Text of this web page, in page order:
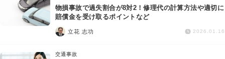
労働問題
債権回収
物損事故で過失割合が8対2！修理代の計算方法や適切に
賠償金を受け取るポイントなど
立花 志功 2026.01.16
交通事故